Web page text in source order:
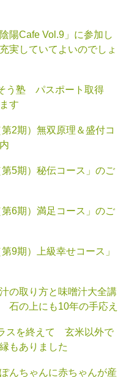
陽Cafe Vol.9」に参加し
実していてよいのでしょ
う塾 パスポート取得
す
第2期）無双原理＆盛付コ
第5期）秘伝コース」のご
第6期）満足コース」のご
第9期）上級幸せコース」
汁の取り方と味噌汁大全講
石の上にも10年の手応え
スを終えて 玄米以外で
もありました
んちゃんに赤ちゃんが産